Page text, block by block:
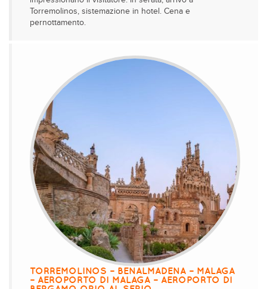
Torremolinos, sistemazione in hotel. Cena e
pernottamento.
TORREMOLINOS – BENALMADENA – MALAGA
– AEROPORTO DI MALAGA – AEROPORTO DI